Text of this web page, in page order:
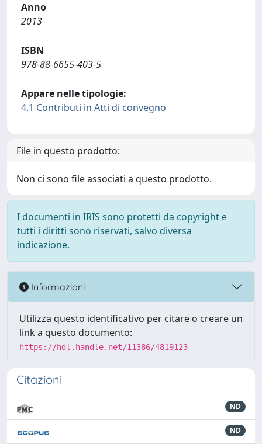
Anno
2013
ISBN
978-88-6655-403-5
Appare nelle tipologie:
4.1 Contributi in Atti di convegno
File in questo prodotto:
Non ci sono file associati a questo prodotto.
I documenti in IRIS sono protetti da copyright e
tutti i diritti sono riservati, salvo diversa
indicazione.
Informazioni
Utilizza questo identificativo per citare o creare un
link a questo documento:
https://hdl.handle.net/11386/4819123
Citazioni
ND
ND